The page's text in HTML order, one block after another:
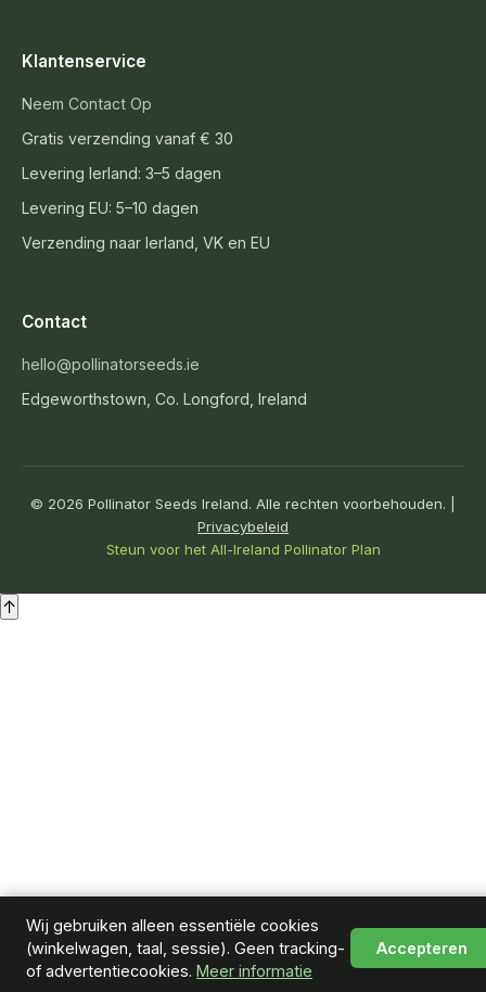
Klantenservice
Neem Contact Op
Gratis verzending vanaf € 30
Levering Ierland: 3–5 dagen
Levering EU: 5–10 dagen
Verzending naar Ierland, VK en EU
Contact
hello@pollinatorseeds.ie
Edgeworthstown, Co. Longford, Ireland
© 2026 Pollinator Seeds Ireland. Alle rechten voorbehouden. |
Privacybeleid
Steun voor het All-Ireland Pollinator Plan
↑
Wij gebruiken alleen essentiële cookies
(winkelwagen, taal, sessie). Geen tracking-
of advertentiecookies. Meer informatie
Accepteren